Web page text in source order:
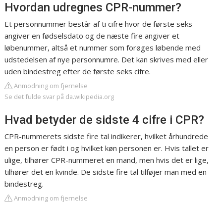
Hvordan udregnes CPR-nummer?
Et personnummer består af ti cifre hvor de første seks
angiver en fødselsdato og de næste fire angiver et
løbenummer, altså et nummer som forøges løbende med
udstedelsen af nye personnumre. Det kan skrives med eller
uden bindestreg efter de første seks cifre.
Anmodning om fjernelse
Se det fulde svar på da.wikipedia.org
Hvad betyder de sidste 4 cifre i CPR?
CPR-nummerets sidste fire tal indikerer, hvilket århundrede
en person er født i og hvilket køn personen er. Hvis tallet er
ulige, tilhører CPR-nummeret en mand, men hvis det er lige,
tilhører det en kvinde. De sidste fire tal tilføjer man med en
bindestreg.
Anmodning om fjernelse